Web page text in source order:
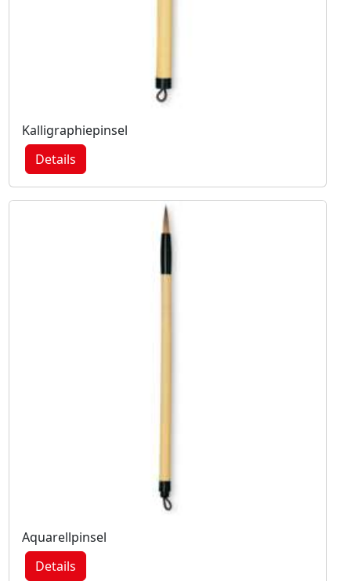
Kalligraphiepinsel
Details
Aquarellpinsel
Details